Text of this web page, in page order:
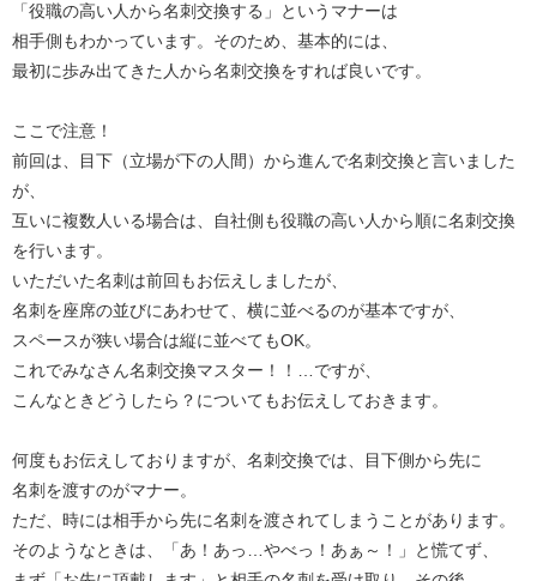
「役職の高い人から名刺交換する」というマナーは
相手側もわかっています。そのため、基本的には、
最初に歩み出てきた人から名刺交換をすれば良いです。
ここで注意！
前回は、目下（立場が下の人間）から進んで名刺交換と言いました
が、
互いに複数人いる場合は、自社側も役職の高い人から順に名刺交換
を行います。
いただいた名刺は前回もお伝えしましたが、
名刺を座席の並びにあわせて、横に並べるのが基本ですが、
スペースが狭い場合は縦に並べてもOK。
これでみなさん名刺交換マスター！！…ですが、
こんなときどうしたら？についてもお伝えしておきます。
何度もお伝えしておりますが、名刺交換では、目下側から先に
名刺を渡すのがマナー。
ただ、時には相手から先に名刺を渡されてしまうことがあります。
そのようなときは、「あ！あっ…やべっ！あぁ～！」と慌てず、